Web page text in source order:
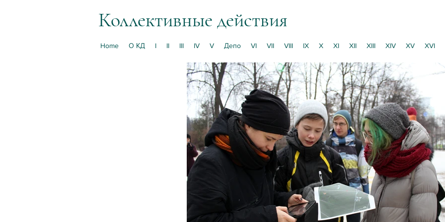
Коллективные действия
Home О КД I II III IV V Депо VI VII VIII IX X XI XII XIII XIV XV XVI